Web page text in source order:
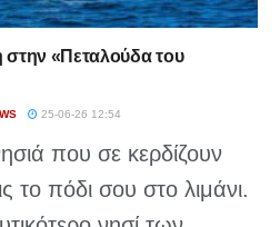
«Πεταλούδα του
25-06-26 12:54
που σε κερδίζουν
το πόδι σου στο λιμάνι.